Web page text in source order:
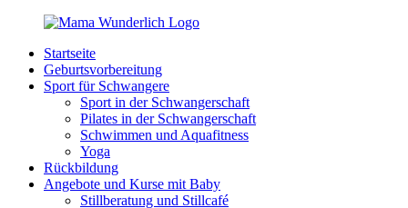
Zurück
Inhalt
MamaWunderlich.de
Mutti
sein
wunderbar!
Startseite
Geburtsvorbereitung
Sport für Schwangere
Sport in der Schwangerschaft
Pilates in der Schwangerschaft
Schwimmen und Aquafitness
Yoga
Rückbildung
Angebote und Kurse mit Baby
Stillberatung und Stillcafé